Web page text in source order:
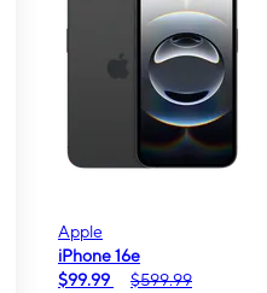
Apple
iPhone 16e
$99.99
$599.99